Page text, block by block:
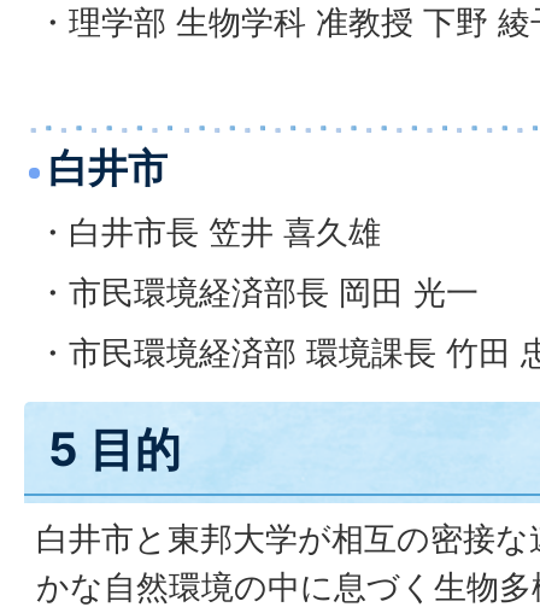
・理学部 生物学科 准教授 下野 綾
白井市
・白井市長 笠井 喜久雄
・市民環境経済部長 岡田 光一
・市民環境経済部 環境課長 竹田
5 目的
白井市と東邦大学が相互の密接
かな自然環境の中に息づく生物